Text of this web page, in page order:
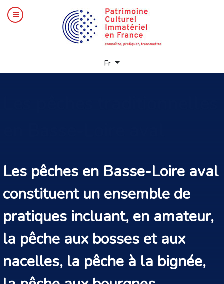
Fr
Les pêches en Basse-Loire aval
constituent un ensemble de
pratiques incluant, en amateur,
la pêche aux bosses et aux
nacelles, la pêche à la bignée,